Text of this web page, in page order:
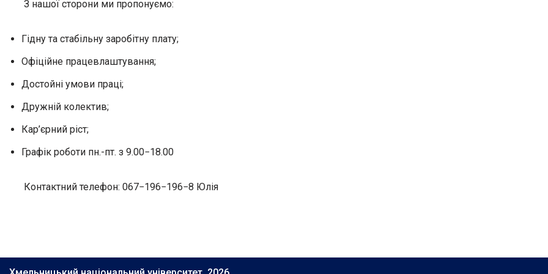
З нашої сторони ми пропонуємо:
Гідну та стабільну заробітну плату;
Офіційне працевлаштування;
Достойні умови праці;
Дружній колектив;
Кар’єрний ріст;
Графік роботи пн.-пт. з 9.00−18.00
Контактний телефон: 067−196−196−8 Юлія